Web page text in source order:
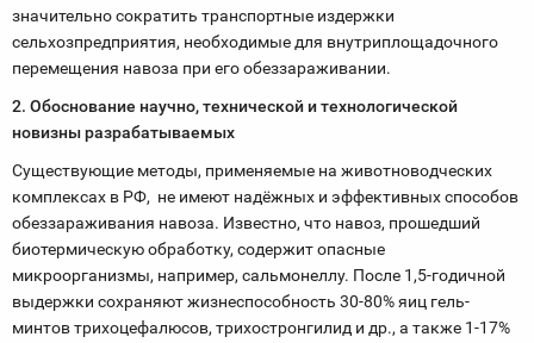
значительно сократить транспортные издержки
сельхозпредприятия, необходимые для внутриплощадочного
перемещения навоза при его обеззараживании.
2. Обоснование научно, технической и технологической
новизны разрабатываемых
Существующие методы, применяемые на животноводческих
комплексах в РФ, не имеют надёжных и эффективных способов
обеззараживания навоза. Известно, что навоз, прошедший
биотермическую обработку, содержит опасные
микроорганизмы, например, сальмонеллу. После 1,5-годичной
выдержки сохраняют жизнеспособность 30-80% яиц гель­
минтов трихоцефалюсов, трихостронгилид и др., а также 1-17%